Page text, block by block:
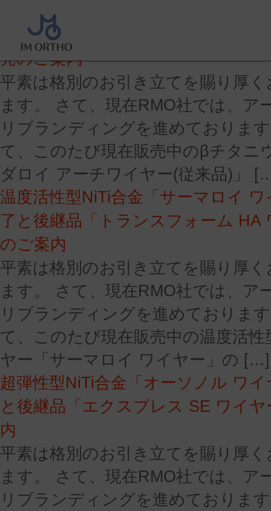
βチタニウム合金「ベンダロイ ア
売終了と「ベンダロイ アーチワイ
売のご案内
平素は格別のお引き立てを賜り厚
ます。 さて、現在RMO社では、ア
リブランディングを進めておりま
て、このたび現在販売中のβチタニ
ダロイ アーチワイヤー(従来品)」
温度活性型NiTi合金「サーマロイ
了と後継品「トランスフォーム HA
のご案内
平素は格別のお引き立てを賜り厚
ます。 さて、現在RMO社では、ア
リブランディングを進めておりま
て、このたび現在販売中の温度活性
ヤー「サーマロイ ワイヤー」の […]
超弾性型NiTi合金「オーソノル ワ
と後継品「エクスプレス SE ワイ
内
平素は格別のお引き立てを賜り厚
ます。 さて、現在RMO社では、ア
リブランディングを進めておりま